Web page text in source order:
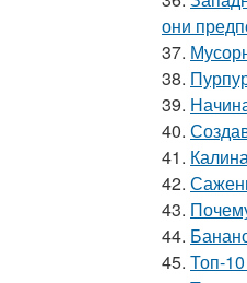
они
37.
38.
39.
40.
41.
42.
43.
44.
45. Топ-